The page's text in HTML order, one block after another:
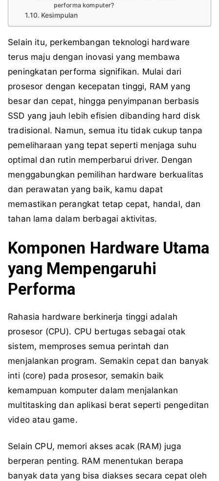
performa komputer?
Kesimpulan
Selain itu, perkembangan teknologi hardware
terus maju dengan inovasi yang membawa
peningkatan performa signifikan. Mulai dari
prosesor dengan kecepatan tinggi, RAM yang
besar dan cepat, hingga penyimpanan berbasis
SSD yang jauh lebih efisien dibanding hard disk
tradisional. Namun, semua itu tidak cukup tanpa
pemeliharaan yang tepat seperti menjaga suhu
optimal dan rutin memperbarui driver. Dengan
menggabungkan pemilihan hardware berkualitas
dan perawatan yang baik, kamu dapat
memastikan perangkat tetap cepat, handal, dan
tahan lama dalam berbagai aktivitas.
Komponen Hardware Utama
yang Mempengaruhi
Performa
Rahasia hardware berkinerja tinggi adalah
prosesor (CPU). CPU bertugas sebagai otak
sistem, memproses semua perintah dan
menjalankan program. Semakin cepat dan banyak
inti (core) pada prosesor, semakin baik
kemampuan komputer dalam menjalankan
multitasking dan aplikasi berat seperti pengeditan
video atau game.
Selain CPU, memori akses acak (RAM) juga
berperan penting. RAM menentukan berapa
banyak data yang bisa diakses secara cepat oleh